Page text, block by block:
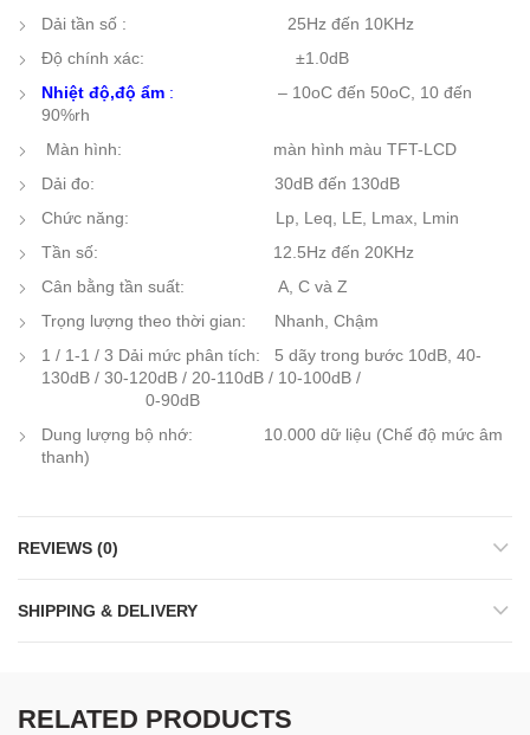
Dải tần số : 25Hz đến 10KHz
Độ chính xác: ±1.0dB
Nhiệt độ,độ ẩm : – 10oC đến 50oC, 10 đến
90%rh
Màn hình: màn hình màu TFT-LCD
Dải đo: 30dB đến 130dB
Chức năng: Lp, Leq, LE, Lmax, Lmin
Tần số: 12.5Hz đến 20KHz
Cân bằng tần suất: A, C và Z
Trọng lượng theo thời gian: Nhanh, Chậm
1 / 1-1 / 3 Dải mức phân tích: 5 dãy trong bước 10dB, 40-
130dB / 30-120dB / 20-110dB / 10-100dB /
0-90dB
Dung lượng bộ nhớ: 10.000 dữ liệu (Chế độ mức âm
thanh)
REVIEWS (0)
SHIPPING & DELIVERY
RELATED PRODUCTS